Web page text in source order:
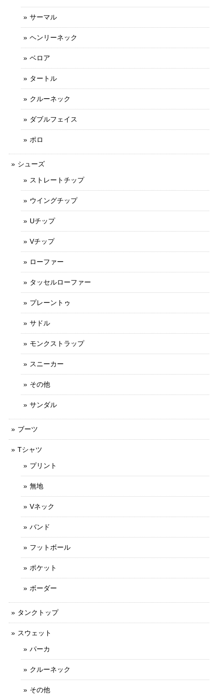
サーマル
ヘンリーネック
ベロア
タートル
クルーネック
ダブルフェイス
ポロ
シューズ
ストレートチップ
ウイングチップ
Uチップ
Vチップ
ローファー
タッセルローファー
プレーントゥ
サドル
モンクストラップ
スニーカー
その他
サンダル
ブーツ
Tシャツ
プリント
無地
Vネック
バンド
フットボール
ポケット
ボーダー
タンクトップ
スウェット
パーカ
クルーネック
その他